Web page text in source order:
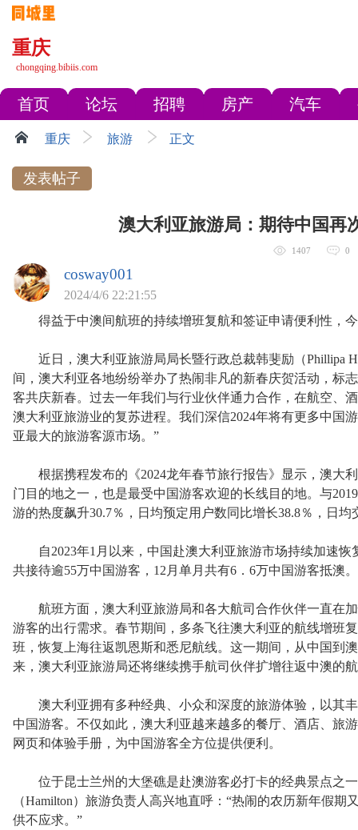
重庆
chongqing.bibiis.com
首页 论坛 招聘 房产 汽车
重庆 旅游 正文
发表帖子
澳大利亚旅游局：期待中国再
1407 0
cosway001
2024/4/6 22:21:55
得益于中澳间航班的持续增班复航和签证申请便利性，
近日，澳大利亚旅游局局长暨行政总裁韩斐励（Phillipa
间，澳大利亚各地纷纷举办了热闹非凡的新春庆贺活动，标
客共庆新春。过去一年我们与行业伙伴通力合作，在航空、
澳大利亚旅游业的复苏进程。我们深信2024年将有更多中国
亚最大的旅游客源市场。”
根据携程发布的《2024龙年春节旅行报告》显示，澳大
门目的地之一，也是最受中国游客欢迎的长线目的地。与
游的热度飙升30.7％，日均预定用户数同比增长38.8％，日均
自2023年1月以来，中国赴澳大利亚旅游市场持续加速恢
共接待逾55万中国游客，12月单月共有6．6万中国游客抵澳。
航班方面，澳大利亚旅游局和各大航司合作伙伴一直在
游客的出行需求。春节期间，多条飞往澳大利亚的航线增班
班，恢复上海往返凯恩斯和悉尼航线。这一期间，从中国到
来，澳大利亚旅游局还将继续携手航司伙伴扩增往返中澳的
澳大利亚拥有多种经典、小众和深度的旅游体验，以其
中国游客。不仅如此，澳大利亚越来越多的餐厅、酒店、旅
网页和体验手册，为中国游客全方位提供便利。
位于昆士兰州的大堡礁是赴澳游客必打卡的经典景点之一
（Hamilton）旅游负责人高兴地直呼：“热闹的农历新年假
供不应求。”